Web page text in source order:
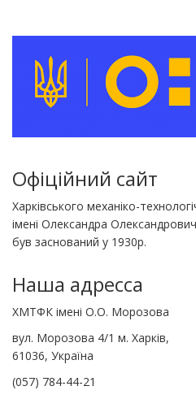
Офіційний сайт
Харківського механіко-
імені Олександра
був заснований у 1930р.
Наша адресса
ХМТФК імені О.О. Морозова
вул. Морозова 4/1 м. Харків,
61036, Україна
(057) 784-44-21